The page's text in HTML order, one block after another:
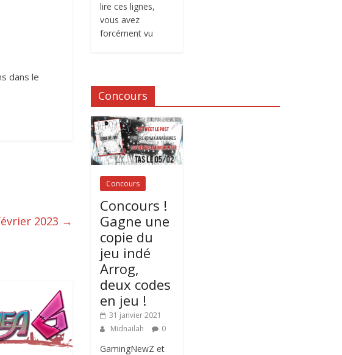
dans le
2023 →
lire ces lignes,
vous avez
forcément vu
Concours
Concours
Concours !
Gagne une
copie du
jeu indé
Arrog,
deux codes
en jeu !
31 janvier 2021
Midnailah
0
GamingNewZ et